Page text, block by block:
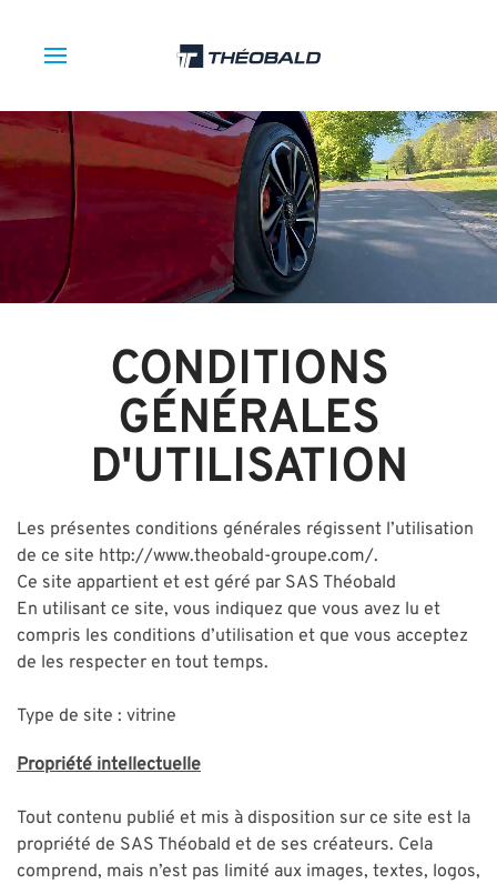
CONDITIONS
GÉNÉRALES
D'UTILISATION
Les présentes conditions générales régissent l’utilisation
de ce site http://www.theobald-groupe.com/.
Ce site appartient et est géré par SAS Théobald
En utilisant ce site, vous indiquez que vous avez lu et
compris les conditions d’utilisation et que vous acceptez
de les respecter en tout temps.
Type de site : vitrine
Propriété intellectuelle
Tout contenu publié et mis à disposition sur ce site est la
propriété de SAS Théobald et de ses créateurs. Cela
comprend, mais n’est pas limité aux images, textes, logos,